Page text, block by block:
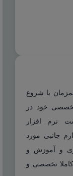
مشاوره هاله افزار از سال ۱۳۷۷ همزمان با شروع
تخصصی خود در
نرم افزار
جانبی مورد
و آموزش و
تخصصی و